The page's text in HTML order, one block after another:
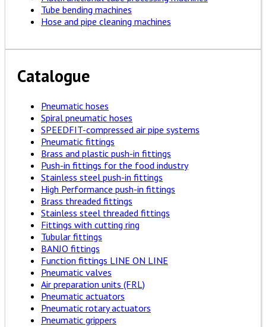
Tube bending machines
Hose and pipe cleaning machines
Catalogue
Pneumatic hoses
Spiral pneumatic hoses
SPEEDFIT-compressed air pipe systems
Pneumatic fittings
Brass and plastic push-in fittings
Push-in fittings for the food industry
Stainless steel push-in fittings
High Performance push-in fittings
Brass threaded fittings
Stainless steel threaded fittings
Fittings with cutting ring
Tubular fittings
BANJO fittings
Function fittings LINE ON LINE
Pneumatic valves
Air preparation units (FRL)
Pneumatic actuators
Pneumatic rotary actuators
Pneumatic grippers